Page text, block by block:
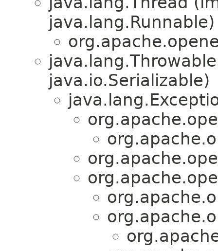
java.lang.Runnable)
java.io.Serializable)